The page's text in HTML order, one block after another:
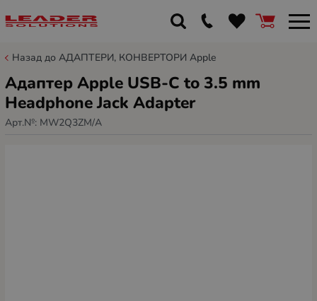
Назад до АДАПТЕРИ, КОНВЕРТОРИ Apple
Адаптер Apple USB-C to 3.5 mm
Headphone Jack Adapter
Арт.№: MW2Q3ZM/A